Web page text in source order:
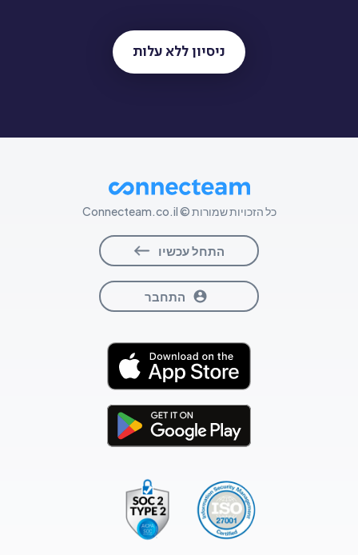
ניסיון ללא עלות
כל הזכויות שמורות © Connecteam.co.il
התחל עכשיו
התחבר